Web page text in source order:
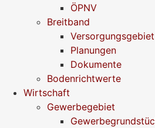
ÖPNV
Breitband
Versorgungsgebiet
Planungen
Dokumente
Bodenrichtwerte
Wirtschaft
Gewerbegebiet